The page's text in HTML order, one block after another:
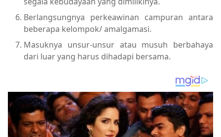
Berlangsungnya perkeawinan campuran antara
beberapa kelompok/ amalgamasi.
Masuknya unsur-unsur atau musuh berbahaya
dari luar yang harus dihadapi bersama.